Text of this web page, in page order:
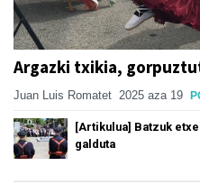
Argazki txikia,
Juan Luis Romatet 2025 aza 19
[Artikulua] Batzuk
galduta